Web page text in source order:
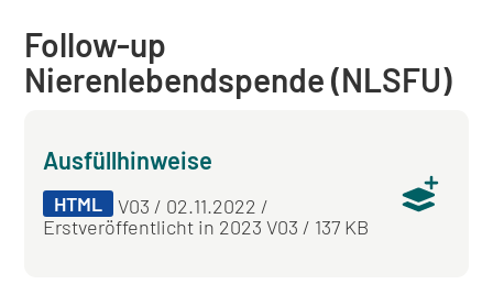
Follow-up
Nierenlebendspende (NLSFU)
Ausfüllhinweise
HTML
V03 / 02.11.2022 /
Erstveröffentlicht in 2023 V03 / 137 KB